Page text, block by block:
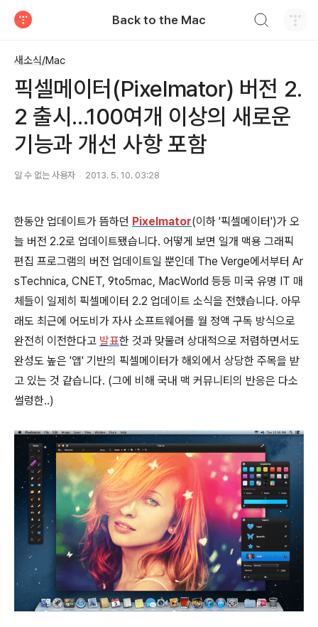
Back to the Mac
새소식/Mac
픽셀메이터(Pixelmator) 버전 2.
2 출시...100여개 이상의 새로운
기능과 개선 사항 포함
알 수 없는 사용자 2013. 5. 10. 03:28
한동안 업데이트가 뜸하던 Pixelmator(이하 '픽셀메이터')가 오
늘 버전 2.2로 업데이트됐습니다. 어떻게 보면 일개 맥용 그래픽
편집 프로그램의 버전 업데이트일 뿐인데 The Verge에서부터 Ar
sTechnica, CNET, 9to5mac, MacWorld 등등 미국 유명 IT 매
체들이 일제히 픽셀메이터 2.2 업데이트 소식을 전했습니다. 아무
래도 최근에 어도비가 자사 소프트웨어를 월 정액 구독 방식으로
완전히 이전한다고 발표한 것과 맞물려 상대적으로 저렴하면서도
완성도 높은 '앱' 기반의 픽셀메이터가 해외에서 상당한 주목을 받
고 있는 것 같습니다. (그에 비해 국내 맥 커뮤니티의 반응은 다소
썰렁한..)